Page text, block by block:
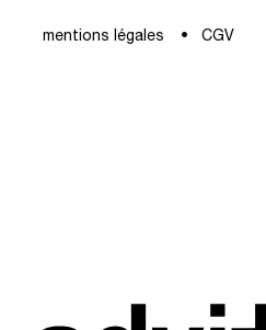
mentions légales CGV